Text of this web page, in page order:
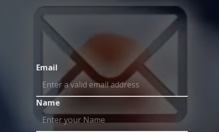
Email
Name